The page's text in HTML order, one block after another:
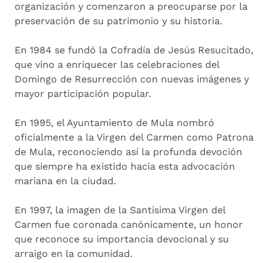
organización y comenzaron a preocuparse por la
preservación de su patrimonio y su historia.
En 1984 se fundó la Cofradía de Jesús Resucitado,
que vino a enriquecer las celebraciones del
Domingo de Resurrección con nuevas imágenes y
mayor participación popular.
En 1995, el Ayuntamiento de Mula nombró
oficialmente a la Virgen del Carmen como Patrona
de Mula, reconociendo así la profunda devoción
que siempre ha existido hacia esta advocación
mariana en la ciudad.
En 1997, la imagen de la Santísima Virgen del
Carmen fue coronada canónicamente, un honor
que reconoce su importancia devocional y su
arraigo en la comunidad.